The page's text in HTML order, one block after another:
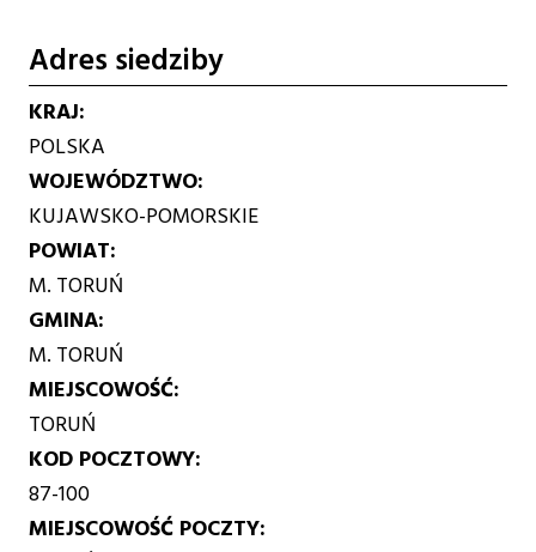
Adres siedziby
KRAJ
POLSKA
WOJEWÓDZTWO
KUJAWSKO-POMORSKIE
POWIAT
M. TORUŃ
GMINA
M. TORUŃ
MIEJSCOWOŚĆ
TORUŃ
KOD POCZTOWY
87-100
MIEJSCOWOŚĆ POCZTY